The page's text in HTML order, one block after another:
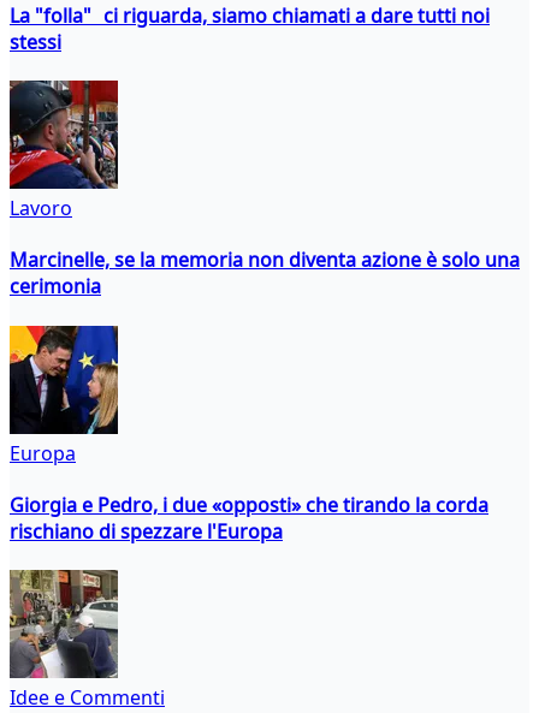
La "folla" ci riguarda, siamo chiamati a dare tutti noi
stessi
Lavoro
Marcinelle, se la memoria non diventa azione è solo una
cerimonia
Europa
Giorgia e Pedro, i due «opposti» che tirando la corda
rischiano di spezzare l'Europa
Idee e Commenti